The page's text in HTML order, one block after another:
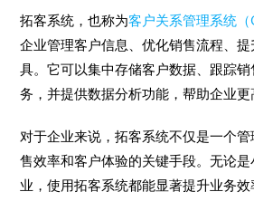
拓客系统，也称为客户关系管理系统（
企业管理客户信息、优化销售流程、
具。它可以集中存储客户数据、跟踪
务，并提供数据分析功能，帮助企业更
对于企业来说，拓客系统不仅是一个
售效率和客户体验的关键手段。无论
业，使用拓客系统都能显著提升业务效